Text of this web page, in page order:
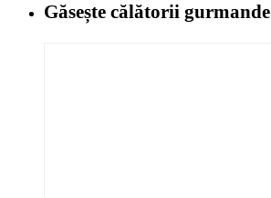
Găsește călătorii gurmande